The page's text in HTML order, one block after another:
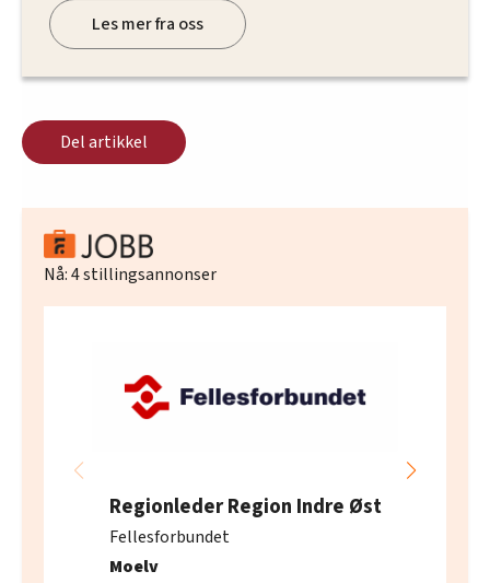
Les mer fra oss
Del artikkel
Nå:4stillingsannonser
Regionleder Region Indre Øst
Fellesforbundet
Moelv